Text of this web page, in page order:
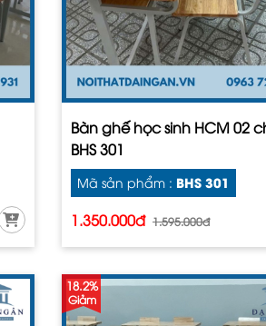
Bàn ghế học sinh HCM 02
BHS 301
Mã sản phẩm : BHS 301
1.350.000đ 1.595.000đ
18.2%
Giảm